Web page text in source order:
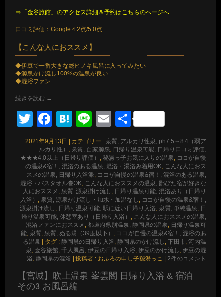
⇒「金谷旅館」のアクセス詳細＆予約はこちらのページへ
口コミ評価：Google 4.2点/5.0点
【こんな人におススメ】
◆伊豆で一番大きな総ヒノキ風呂に入ってみたい
◆源泉かけ流し100%の温泉が良い
◆混浴ファン
続きを読む →
TwitterFacebook
Hatena
LineEmail
共
有
2021年9月13日 カテゴリー : 泉質, アルカリ性泉, ph7.5～8.4（弱ア
ルカリ性） , 泉質, 自家源泉, 日帰り温泉可能, 日帰り口コミ評価,
★★★4.0以上（日帰り評価） , 秘湯っ子お気に入りの温泉, ココが自慢
の温泉&宿！, 混浴のある温泉, 混浴・湯浴み着用OK, こんな人におス
スメの温泉, 日帰り入浴派, ココが自慢の温泉&宿！, 混浴のある温泉,
混浴・バスタオル巻OK, こんな人におススメの温泉, 鄙びた宿が好きな
人におススメ , 泉質, 源泉掛け流し , 日帰り温泉可能, 混浴あり（日帰り
入浴） , 泉質, 源泉かけ流し・加水・加温なし , ココが自慢の温泉&宿！,
源泉掛け流し , 日帰り温泉可能, 駅に近い日帰り入浴, 泉質, 単純温泉, 日
帰り温泉可能, 休憩室あり（日帰り入浴） , こんな人におススメの温泉,
混浴ファンにおススメ , 都道府県別温泉, 静岡県の温泉, 日帰り温泉可
能, 泉質, 泉質, ぬる湯（39度以下） , ココが自慢の温泉&宿！, 混浴のあ
る温泉
タグ : 静岡県の日帰り入浴, 静岡県のかけ流し , 下田市, 河内温
泉, 金谷旅館, 千人風呂 , 伊豆の日帰り入浴, 伊豆のかけ流し , 伊豆の混
浴, 静岡県の混浴 投稿者 : おふろの申し子秘湯っこ 2件のコメント
【宮城】吹上温泉 峯雲閣 日帰り入浴 & 宿泊
その3 お風呂編